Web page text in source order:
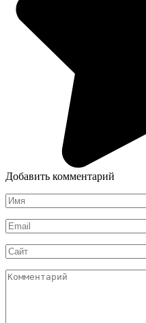
Добавить комментарий
Имя
*
Email
*
Сайт
Комментарий